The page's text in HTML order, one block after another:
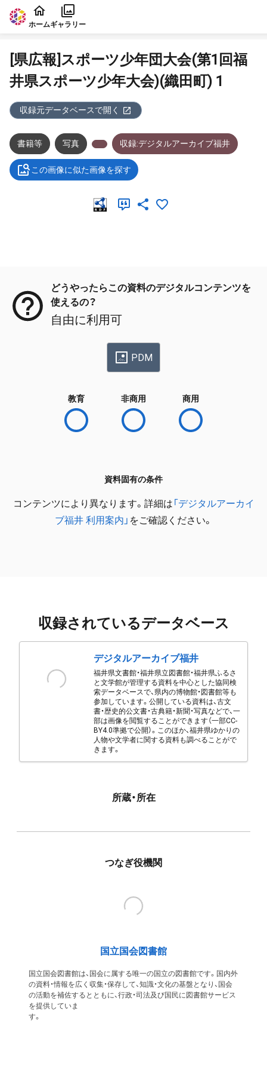
本文に飛ぶ
ホームギャラリー
[県広報]スポーツ少年団大会(第1回福
井県スポーツ少年大会)(織田町) 1
収録元データベースで開く
書籍等 写真 収録:デジタルアーカイブ福井
この画像に似た画像を探す
どうやったらこの資料のデジタルコンテンツを
使えるの？
自由に利用可
PDM
教育 非商用 商用
資料固有の条件
コンテンツにより異なります。詳細は 「デジタルアーカイ
ブ福井 利用案内」 をご確認ください。
収録されているデータベース
デジタルアーカイブ福井
福井県文書館・福井県立図書館・福井県ふるさ
と文学館が管理する資料を中心とした協同検
索データベースで、県内の博物館・図書館等も
参加しています。公開している資料は、古文
書・歴史的公文書・古典籍・新聞・写真などで、一
部は画像を閲覧することができます（一部CC-
BY4.0準拠で公開）。このほか、福井県ゆかりの
人物や文学者に関する資料も調べることがで
きます。
所蔵・所在
つなぎ役機関
国立国会図書館
国立国会図書館は、国会に属する唯一の国立の図書館です。国内外
の資料・情報を広く収集・保存して、知識・文化の基盤となり、国会
の活動を補佐するとともに、行政・司法及び国民に図書館サービス
を提供していま
す